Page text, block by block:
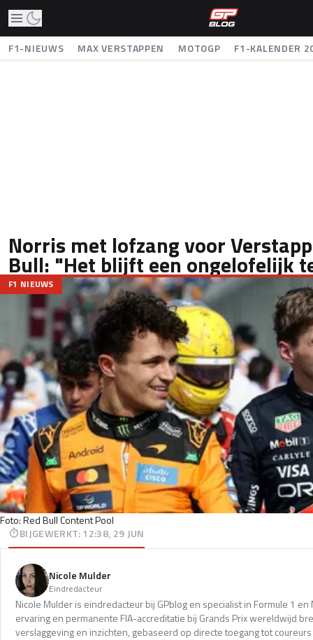
F1-NIEUWS MAX VERSTAPPEN MOTOGP F1-KALENDER
Norris met lofzang voor
Bull: "Het blijft een ongelofelijk
Foto: Red Bull Content Pool
F1 NIEUWS
BIJGEWERKT:12:38, 29 JUN
Nicole Mulder
Eindredacteur
Nicole Mulder is eindredacteur bij GPblog en specialist in Formule 1 en
ervaring en permanente FIA-accreditatie bij Grands Prix wereldwijd
verslaggeving en inzichten, gebaseerd op directe toegang tot